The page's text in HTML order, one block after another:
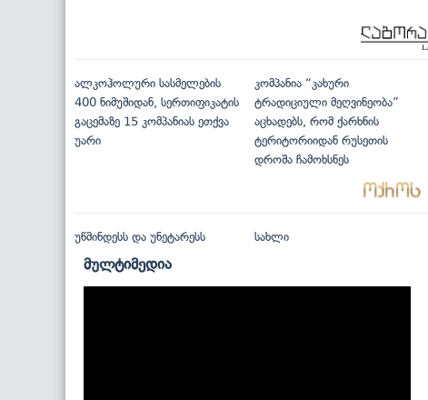
ალკოჰოლური სასმელების
400 ნიმუშიდან, სერთიფიკატის
გაცემაზე 15 კომპანიას ეთქვა
უარი
კომპანია “კახური
ტრადიციული მეღვინეობა”
აცხადებს, რომ ქარხნის
ტერიტორიიდან რუსეთის
დროშა ჩამოხსნეს
უწმინდესს და უნეტარესს სახლი
მულტიმედია